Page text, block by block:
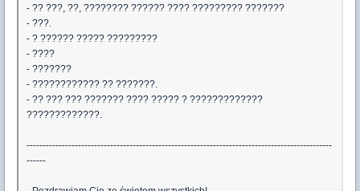
- ?? ???, ??, ???????? ?????? ???? ????????? ???????
- ???.
- ? ?????? ????? ?????????
- ????
- ???????
- ???????????? ?? ???????.
- ?? ??? ??? ??????? ???? ????? ? ?????????????
?????????????.
-----------------------------------------------------------------------------------------------
------